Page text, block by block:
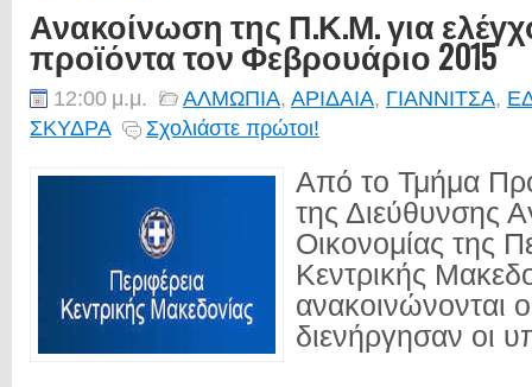
Ανακοίνωση της Π.Κ.Μ. για
προϊόντα τον Φεβρουάριο 2015
12:00 μ.μ. ΑΛΜΩΠΙΑ, ΑΡΙΔΑΙΑ, ΓΙΑΝΝΙΤΣΑ,
ΣΚΥΔΡΑ
Σχολιάστε πρώτοι!
Από το Τμήμα
της Διεύθυνσης
Οικονομίας της
Κεντρικής
ανακοινώνονται
διενήργησαν οι